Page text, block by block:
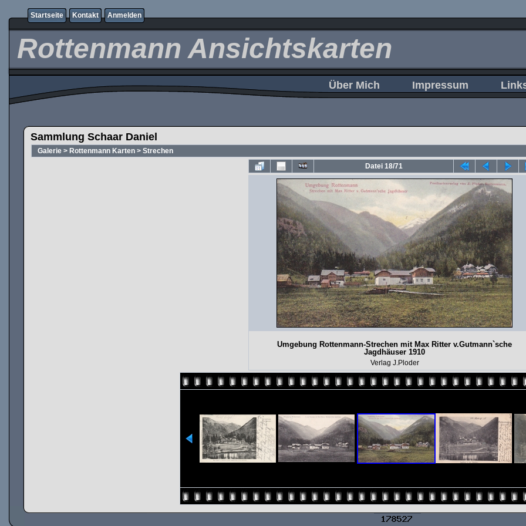
Startseite Kontakt Anmelden
Rottenmann Ansichtskarten
Über Mich Impressum
Sammlung Schaar Daniel
Galerie > Rottenmann Karten > Strechen
Datei 18/71
Umgebung Rottenmann-Strechen mit Max Ritter v.Gutmann`sche
Jagdhäuser 1910
Verlag J.Ploder